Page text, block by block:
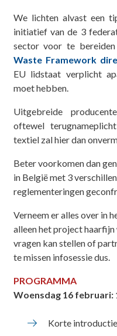
We lichten alvast een
initiatief van de 3
sector voor te
Waste Framework
EU lidstaat verplicht
moet hebben.
Uitgebreide
oftewel
textiel zal hier dan
Beter voorkomen dan
in België met 3
reglementeringen
Verneem er alles over in
alleen het project
vragen kan stellen of
te missen infosessie dus.
PROGRAMMA
Woensdag 16 februari:
Korte